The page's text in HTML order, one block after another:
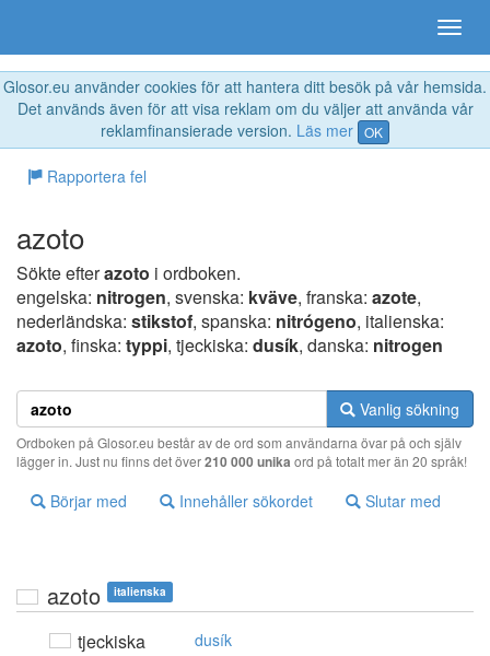
Glosor.eu använder cookies för att hantera ditt besök på vår hemsida.
Det används även för att visa reklam om du väljer att använda vår
reklamfinansierade version. Läs mer OK
Rapportera fel
azoto
Sökte efterazoto i ordboken.
engelska: nitrogen, svenska: kväve, franska: azote,
nederländska: stikstof, spanska: nitrógeno, italienska:
azoto, finska: typpi, tjeckiska: dusík, danska: nitrogen
Vanlig sökning
Ordboken på Glosor.eu består av de ord som användarna övar på och själv
lägger in. Just nu finns det över210 000 unika ord på totalt mer än 20 språk!
Börjar med Innehåller sökordet Slutar med
azoto italienska
tjeckiska dusík